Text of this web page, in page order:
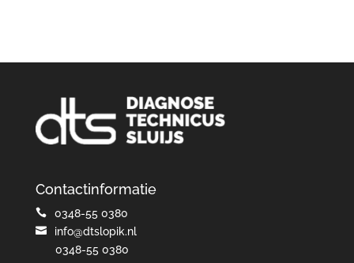
Contactinformatie
 0348-55 0380

info@dtslopik.nl
0348-55 0380